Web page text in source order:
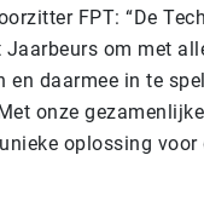
FPT: “De
om met
daarmee in te
onze
oplossing